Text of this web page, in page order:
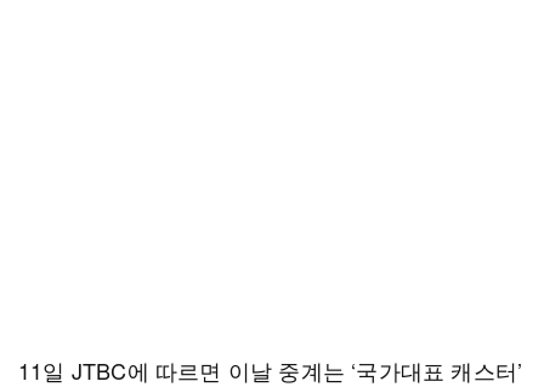
11일 JTBC에 따르면 이날 중계는 ‘국가대표 캐스터’